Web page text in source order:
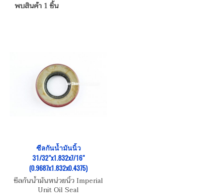
พบสินค้า 1 ชิ้น
ซีลกันน้ำมันนิ้ว
31/32"x1.832x7/16"
(0.9687x1.832x0.4375)
ซีลกันน้ำมันหน่วยนิ้ว Imperial
Unit Oil Seal